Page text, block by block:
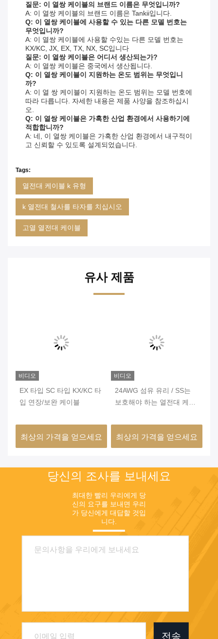
질문: 이 열쌍 케이블의 브랜드 이름은 무엇입니까?
A: 이 열쌍 케이블의 브랜드 이름은 Tankii입니다.
Q: 이 열쌍 케이블에 사용할 수 있는 다른 모델 번호는
무엇입니까?
A: 이 열쌍 케이블에 사용할 수있는 다른 모델 번호는
KX/KC, JX, EX, TX, NX, SC입니다
질문: 이 열쌍 케이블은 어디서 생산되는가?
A: 이 열쌍 케이블은 중국에서 생산됩니다.
Q: 이 열쌍 케이블이 지원하는 온도 범위는 무엇입니
까?
A: 이 열 쌍 케이블이 지원하는 온도 범위는 모델 번호에
따라 다릅니다. 자세한 내용은 제품 사양을 참조하십시
오.
Q: 이 열쌍 케이블은 가혹한 산업 환경에서 사용하기에
적합합니까?
A: 네, 이 열쌍 케이블은 가혹한 산업 환경에서 내구적이
고 신뢰할 수 있도록 설계되었습니다.
Tags:
열전대 케이블 k 유형
k 열전대 철사를 타자를 치십시오
고열 열전대 케이블
유사 제품
비디오
EX 타입 SC 타입 KX/KC 타
입 연장/보완 케이블
최상의 가격을 얻으세요
비디오
24AWG 섬유 유리 / SS는
보호해야 하는 열전대 케이
니다
최상의 가격을 얻으세요
당신의 조사를 보내세요
최대한 빨리 우리에게 당
신의 요구를 보내면 우리
가 당신에게 대답할 것입
니다.
전송